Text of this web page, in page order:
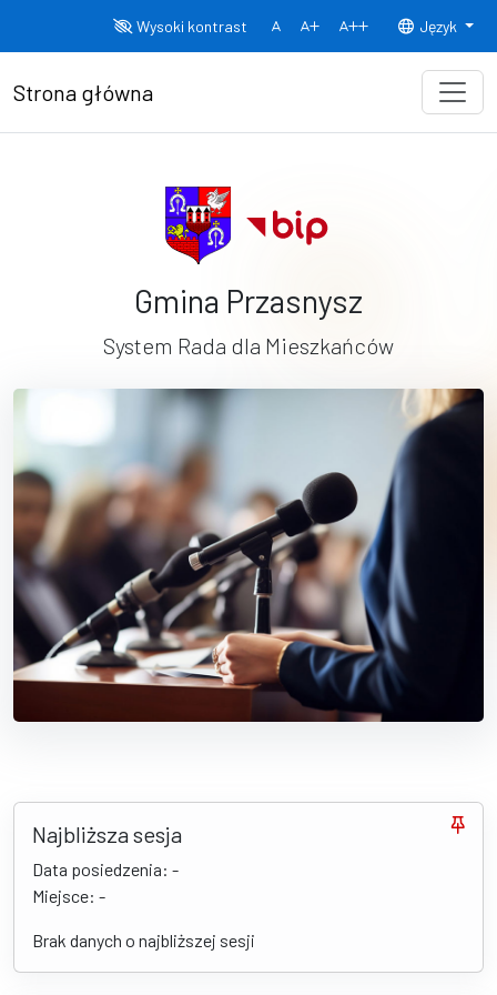
Wysoki kontrast
Normalny rozmiar czcionki
Rozmiar czcionki 150% Rozmiar
Język
Strona główna
Gmina Przasnysz
System Rada dla Mieszkańców
Najbliższa sesja
Data posiedzenia: -
Miejsce: -
Brak danych o najbliższej sesji